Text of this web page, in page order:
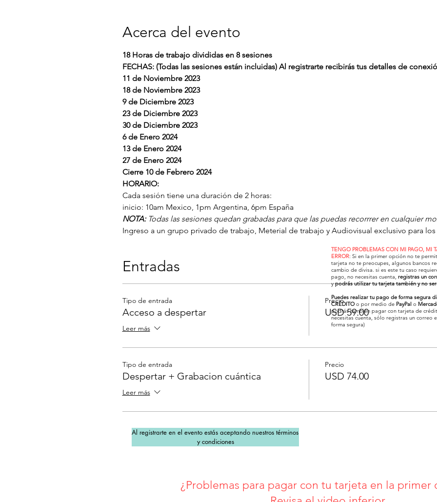
Acerca del evento
18 Horas de trabajo divididas en 8 sesiones
FECHAS: (Todas las sesiones están incluidas) Al registrarte recibirás tus detalles de
11 de Noviembre 2023
18 de Noviembre 2023
9 de Diciembre 2023
23 de Diciembre 2023
30 de Diciembre 2023
6 de Enero 2024
13 de Enero 2024
27 de Enero 2024
Cierre 10 de Febrero 2024
HORARIO:
Cada sesión tiene una duración de 2 horas:
inicio: 10am Mexico, 1pm Argentina, 6pm España
NOTA: Todas las sesiones quedan grabadas para que las puedas recorrrer en cualquier
Ingreso a un grupo privado de trabajo, Meterial de trabajo y Audiovisual exclusivo para los
Entradas
Tipo de entrada
Acceso a despertar
Leer más
Precio
USD 59.00
Tipo de entrada
Despertar + Grabacion cuántica
Leer más
Precio
USD 74.00
TENGO PROBLEMAS CON MI PAGO, MI
ERROR: Si en la primer opción no te
tarjeta no te preocupes, algunos bancos
cambio de divisa. si es este tu caso
pago, no necesitas cuenta, registras un
ypodrás utilizar tu tarjeta también y no
Puedes realizar tu pago de forma segura
CRÉDITO o por medio de PayPal o
podrás también pagar con tarjeta de
necesitas cuenta, sólo registras un correo
forma segura)
Al registrarte en el evento estás aceptando nuestros términos
y condiciones
¿Problemas para pagar con tu tarjeta en la primer